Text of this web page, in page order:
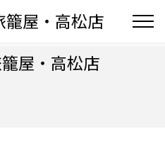
籠屋・高松店
屋・高松店